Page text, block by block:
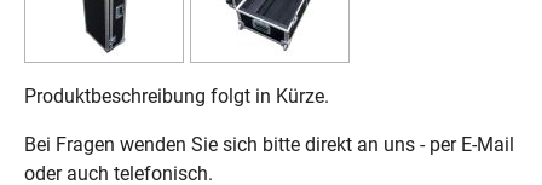
Produktbeschreibung folgt in Kürze.
Bei Fragen wenden Sie sich bitte direkt an uns - per E-Mail
oder auch telefonisch.